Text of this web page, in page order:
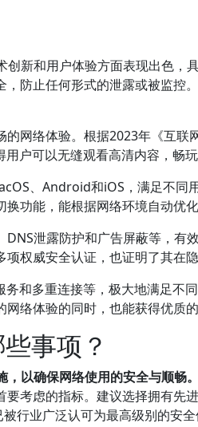
创新和用户体验方面表现出色，
防止任何形式的泄露或被监控
网络体验。根据2023年《互
户可以无缝观看高清内容，畅
、Android和iOS，满足不同
功能，能根据网络环境自动优
泄露防护和广告屏蔽等，有
权威安全认证，也证明了其在隐
和多重连接等，极大地满足不
络体验的同时，也能获得优质
事项？
以确保网络使用的安全与顺畅。
考虑的指标。建议选择拥有先
行业广泛认可为最高级别的安